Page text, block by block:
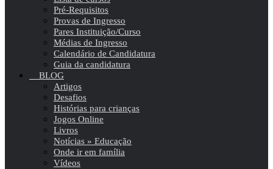
Pré-Requisitos
Provas de Ingresso
Pares Instituição/Curso
Médias de Ingresso
Calendário de Candidatura
Guia da candidatura
BLOG
Artigos
Desafios
Histórias para crianças
Jogos Online
Livros
Notícias » Educação
Onde ir em família
Vídeos